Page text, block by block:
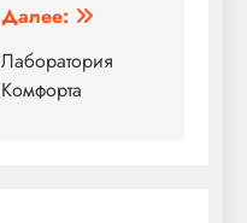
Далее:
Лаборатория
Комфорта